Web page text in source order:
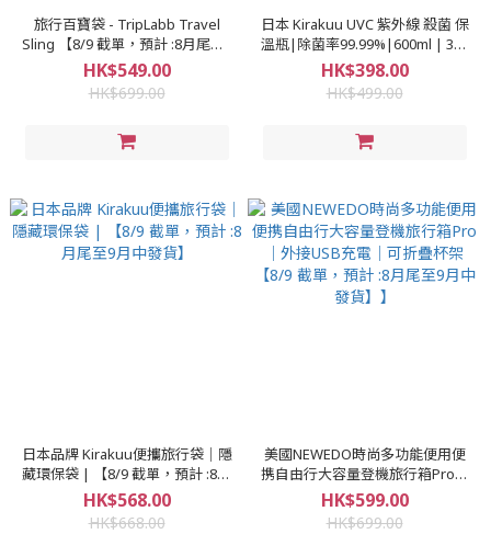
旅行百寶袋 - TripLabb Travel
Sling 【8/9 截單，預計 :8月尾至9
月中發貨】
HK$549.00
HK$699.00
日本 Kirakuu UVC 紫外線 殺菌 保
溫瓶|除菌率99.99%|600ml | 304
不銹鋼 |大容量 | 水杯 |水壺 (6個
月保養)|,付款後3-5個工作天發貨
HK$398.00
HK$499.00
日本品牌 Kirakuu便攜旅行袋｜隱
藏環保袋 | 【8/9 截單，預計 :8月
尾至9月中發貨】
HK$568.00
HK$668.00
美國NEWEDO時尚多功能便用便
携自由行大容量登機旅行箱Pro｜
外接USB充電｜可折疊杯架【8/9
截單，預計 :8月尾至9月中發
HK$599.00
HK$699.00